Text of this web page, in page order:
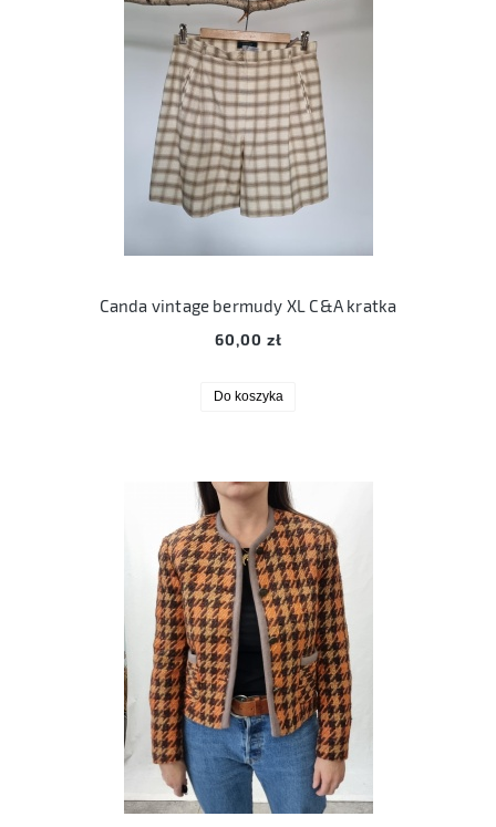
Canda vintage bermudy XL C&A kratka
60,00 zł
Do koszyka